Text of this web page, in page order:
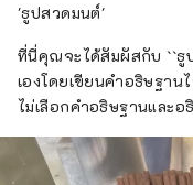
'ธูปสวดมนต์'
ที่นี่คุณจะได้สัมผัสกับ ``
เองโดยเขียนคำอธิษฐา
ไม่เลือกคำอธิษฐานและอ